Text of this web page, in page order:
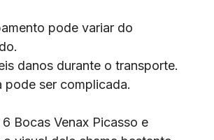
pode variar do
danos durante o transporte.
pode ser complicada.
Bocas Venax Picasso e